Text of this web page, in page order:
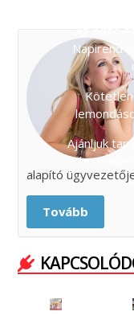
Napirend
Ajánljuk
és
alapító
Tovább